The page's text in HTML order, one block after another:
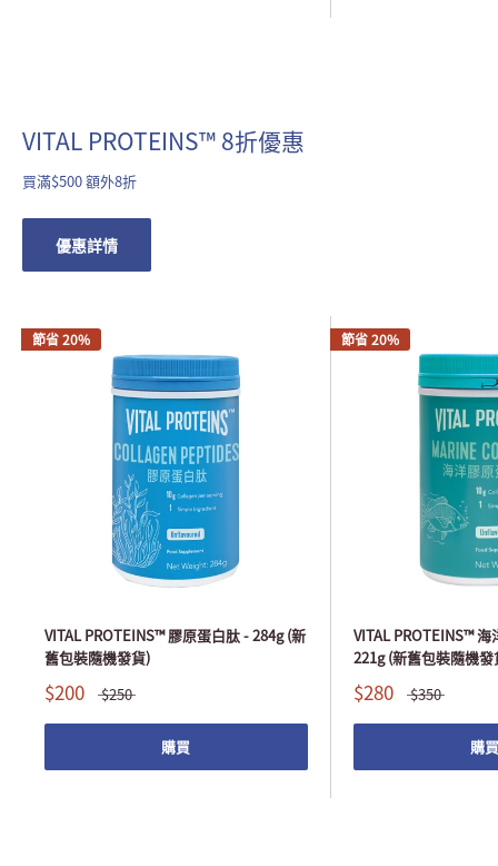
VITAL PROTEINS™ 8折優惠
買滿$500 額外8折
優惠詳情
節省 20%
VITAL PROTEINS™ 膠原蛋白肽 - 284g (新
舊包裝隨機發貨)
$200 $250
購買
節省 20%
VITAL PROTEINS™
221g (新舊包裝隨機發
$280 $350
購